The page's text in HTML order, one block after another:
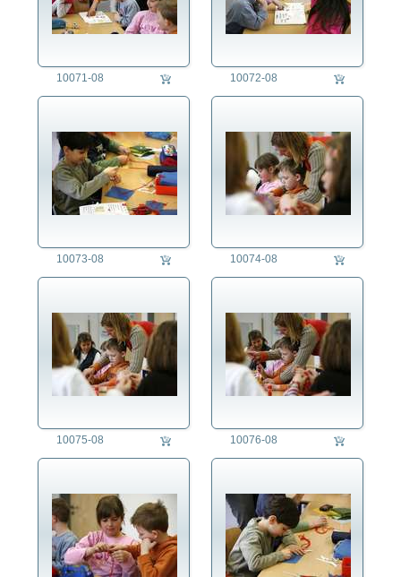
Kriminalität
Kunst
Landschaft
Landwirtschaft
Mensch
Militär
Natur
Philosophie
Regensburg
Sport
Technik
Tier
Umwelt
Verkehr
Wirtschaft
10071-08 10072-08
10073-08 10074-08
10075-08 10076-08